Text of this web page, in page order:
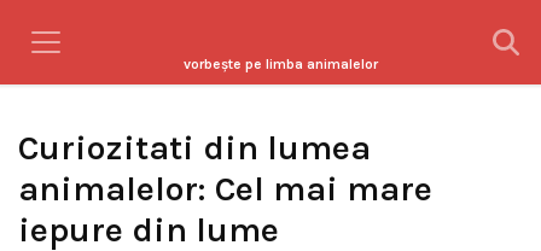
vorbeşte pe limba animalelor
Curiozitati din lumea
animalelor: Cel mai mare
iepure din lume